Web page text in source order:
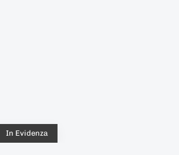
In Evidenza